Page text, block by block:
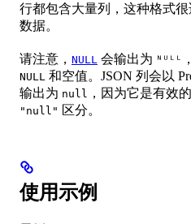
行都包含大量列，这种格式
数据。
请注意， NULL 会输出为 ᴺᵁᴸᴸ
NULL 和空值。JSON 列会以
输出为 null ，因为它是有效
"null" 区分。
使用示例